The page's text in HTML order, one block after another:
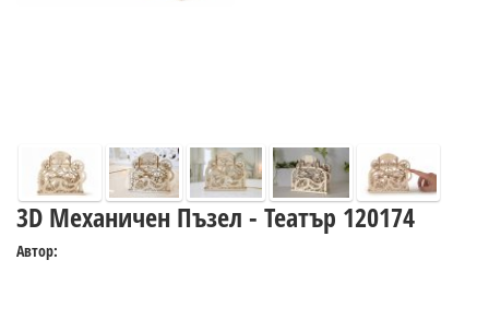
3D Механичен Пъзел - Театър 120174
Автор: